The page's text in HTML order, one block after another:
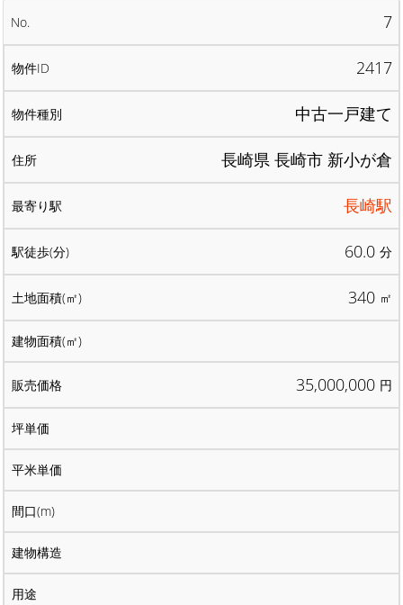
7
2417
中古一戸建て
長崎県 長崎市 新小が倉
長崎駅
60.0 分
340 ㎡
35,000,000 円